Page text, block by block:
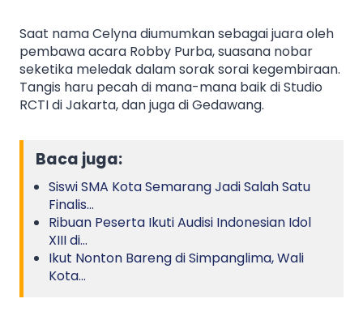
Saat nama Celyna diumumkan sebagai juara oleh
pembawa acara Robby Purba, suasana nobar
seketika meledak dalam sorak sorai kegembiraan.
Tangis haru pecah di mana-mana baik di Studio
RCTI di Jakarta, dan juga di Gedawang.
Baca juga:
Siswi SMA Kota Semarang Jadi Salah Satu
Finalis…
Ribuan Peserta Ikuti Audisi Indonesian Idol
XIII di…
Ikut Nonton Bareng di Simpanglima, Wali
Kota…